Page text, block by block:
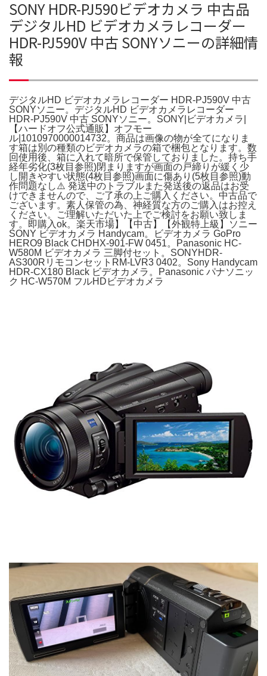
SONY HDR-PJ590ビデオカメラ 中古品
デジタルHD ビデオカメラレコーダー
HDR-PJ590V 中古 SONYソニーの詳細情
報
デジタルHD ビデオカメラレコーダー HDR-PJ590V 中古
SONYソニー。デジタルHD ビデオカメラレコーダー
HDR-PJ590V 中古 SONYソニー。SONY|ビデオカメラ|
【ハードオフ公式通販】オフモー
ル|1010970000014732。商品は画像の物が全てになりま
す箱は別の種類のビデオカメラの箱で梱包となります。数
回使用後、箱に入れて暗所で保管しておりました。持ち手
経年劣化(3枚目参照)閉まりますが画面の戸締りが緩く少
し開きやすい状態(4枚目参照)画面に傷あり(5枚目参照)動
作問題なし⚠️ 発送中のトラブルまた発送後の返品はお受
けできませんので、ご了承の上ご購入ください。中古品で
ございます。素人保管の為、神経質な方のご購入はお控え
ください。ご理解いただいた上でご検討をお願い致しま
す。即購入ok。楽天市場】【中古】【外観特上級】ソニー
SONY ビデオカメラ Handycam。ビデオカメラ GoPro
HERO9 Black CHDHX-901-FW 0451。Panasonic HC-
W580M ビデオカメラ 三脚付セット。SONYHDR-
AS300RリモコンセットRM-LVR3 0402。Sony Handycam
HDR-CX180 Black ビデオカメラ。Panasonic パナソニッ
ク HC-W570M フルHDビデオカメラ